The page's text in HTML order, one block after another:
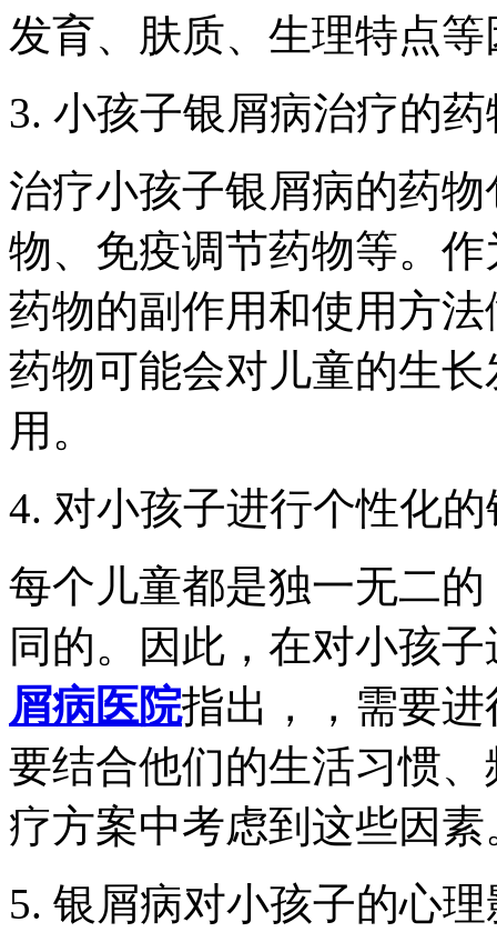
发育、肤质、生理特点等
3. 小孩子银屑病治疗的药
治疗小孩子银屑病的药
物、免疫调节药物等。
药物的副作用和使用方
药物可能会对儿童的生
用。
4. 对小孩子进行个性化
每个儿童都是独一无二
同的。因此，在对小孩
屑病医院指出，，需要
要结合他们的生活习惯
疗方案中考虑到这些因素
5. 银屑病对小孩子的心